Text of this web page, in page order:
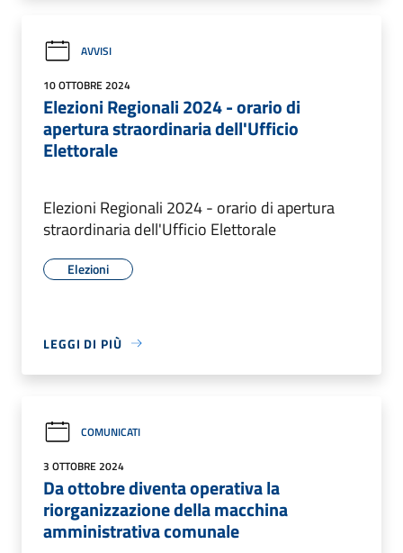
AVVISI
10 OTTOBRE 2024
Elezioni Regionali 2024 - orario di
apertura straordinaria dell'Ufficio
Elettorale
Elezioni Regionali 2024 - orario di apertura
straordinaria dell'Ufficio Elettorale
Elezioni
LEGGI DI PIÙ
COMUNICATI
3 OTTOBRE 2024
Da ottobre diventa operativa la
riorganizzazione della macchina
amministrativa comunale